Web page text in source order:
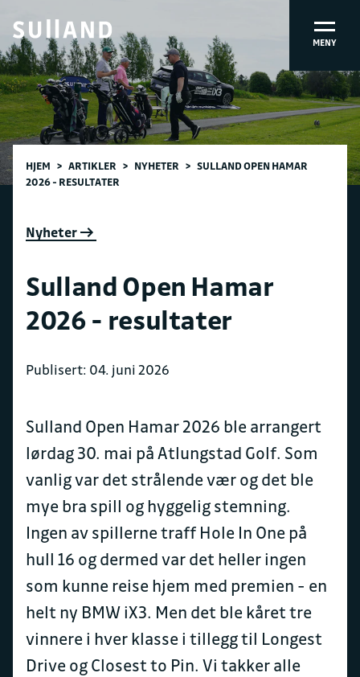
MENY
HJEM > ARTIKLER > NYHETER > SULLAND OPEN HAMAR
2026 - RESULTATER
Nyheter
Sulland Open Hamar
2026 - resultater
Publisert: 04. juni 2026
Sulland Open Hamar 2026 ble arrangert
lørdag 30. mai på Atlungstad Golf. Som
vanlig var det strålende vær og det ble
mye bra spill og hyggelig stemning.
Ingen av spillerne traff Hole In One på
hull 16 og dermed var det heller ingen
som kunne reise hjem med premien - en
helt ny BMW iX3. Men det ble kåret tre
vinnere i hver klasse i tillegg til Longest
Drive og Closest to Pin. Vi takker alle